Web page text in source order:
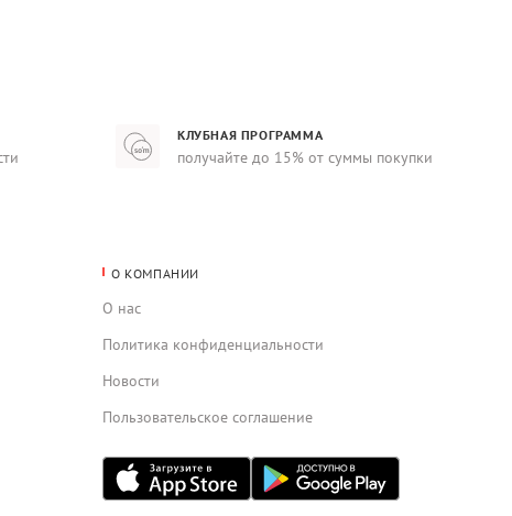
КЛУБНАЯ ПРОГРАММА
получайте до 15% от суммы покупки
О КОМПАНИИ
О нас
Политика конфиденциальности
Новости
Пользовательское соглашение